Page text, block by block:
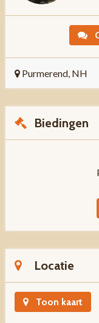
Purmerend, NH
Biedingen
Locatie
Toon kaart